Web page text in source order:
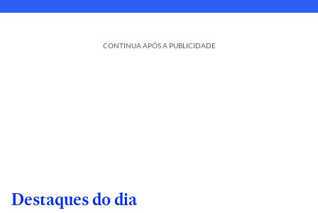
CONTINUA APÓS A PUBLICIDADE
Destaques do dia